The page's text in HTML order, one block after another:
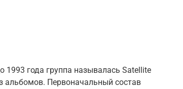
1993 года группа называласьSatellite
альбомов. Первоначальный состав